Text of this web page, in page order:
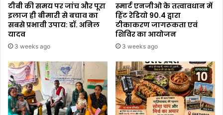
टीबी की समय पर जांच और पूरा
इलाज ही बीमारी से बचाव का
सबसे प्रभावी उपाय: डॉ. अनिल
यादव
3 weeks ago
स्मार्ट एनजीओ के तत्वावधान में
हिंट रेडियो 90.4 द्वारा
टीकाकरण जागरूकता एवं
शिविर का आयोजन
3 weeks ago